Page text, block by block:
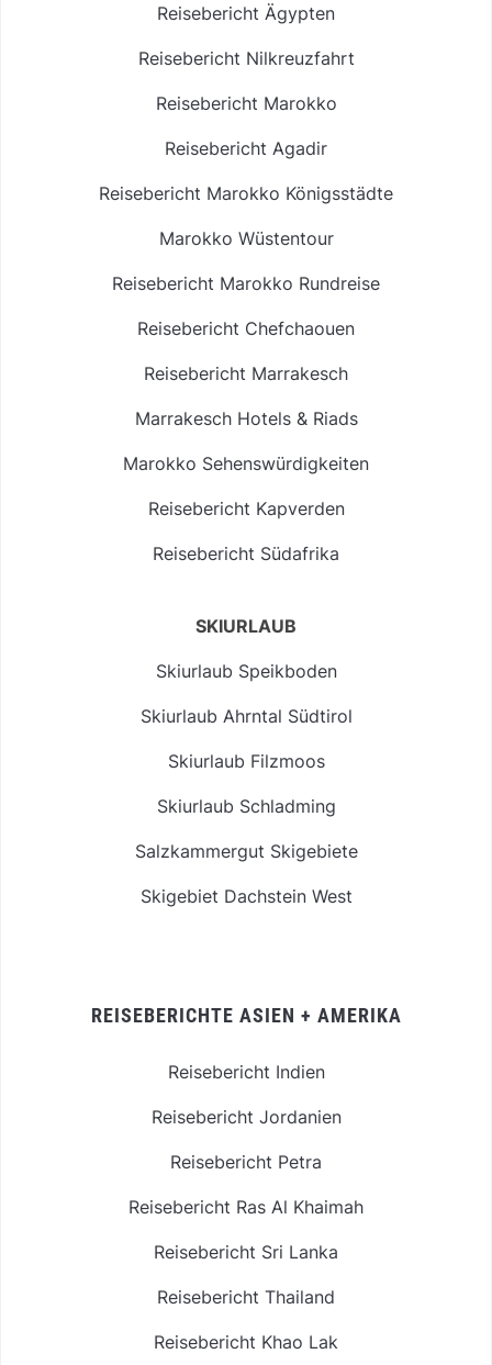
Reisebericht Ägypten
Reisebericht Nilkreuzfahrt
Reisebericht Marokko
Reisebericht Agadir
Reisebericht Marokko Königsstädte
Marokko Wüstentour
Reisebericht Marokko Rundreise
Reisebericht Chefchaouen
Reisebericht Marrakesch
Marrakesch Hotels & Riads
Marokko Sehenswürdigkeiten
Reisebericht Kapverden
Reisebericht Südafrika
SKIURLAUB
Skiurlaub Speikboden
Skiurlaub Ahrntal Südtirol
Skiurlaub Filzmoos
Skiurlaub Schladming
Salzkammergut Skigebiete
Skigebiet Dachstein West
REISEBERICHTE ASIEN + AMERIKA
Reisebericht Indien
Reisebericht Jordanien
Reisebericht Petra
Reisebericht Ras Al Khaimah
Reisebericht Sri Lanka
Reisebericht Thailand
Reisebericht Khao Lak